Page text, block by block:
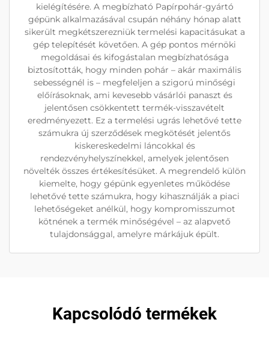
kielégítésére. A megbízható Papírpohár-gyártó
gépünk alkalmazásával csupán néhány hónap alatt
sikerült megkétszerezniük termelési kapacitásukat a
gép telepítését követően. A gép pontos mérnöki
megoldásai és kifogástalan megbízhatósága
biztosították, hogy minden pohár – akár maximális
sebességnél is – megfeleljen a szigorú minőségi
előírásoknak, ami kevesebb vásárlói panaszt és
jelentősen csökkentett termék-visszavételt
eredményezett. Ez a termelési ugrás lehetővé tette
számukra új szerződések megkötését jelentős
kiskereskedelmi láncokkal és
rendezvényhelyszínekkel, amelyek jelentősen
növelték összes értékesítésüket. A megrendelő külön
kiemelte, hogy gépünk egyenletes működése
lehetővé tette számukra, hogy kihasználják a piaci
lehetőségeket anélkül, hogy kompromisszumot
kötnének a termék minőségével – az alapvető
tulajdonsággal, amelyre márkájuk épült.
Kapcsolódó termékek